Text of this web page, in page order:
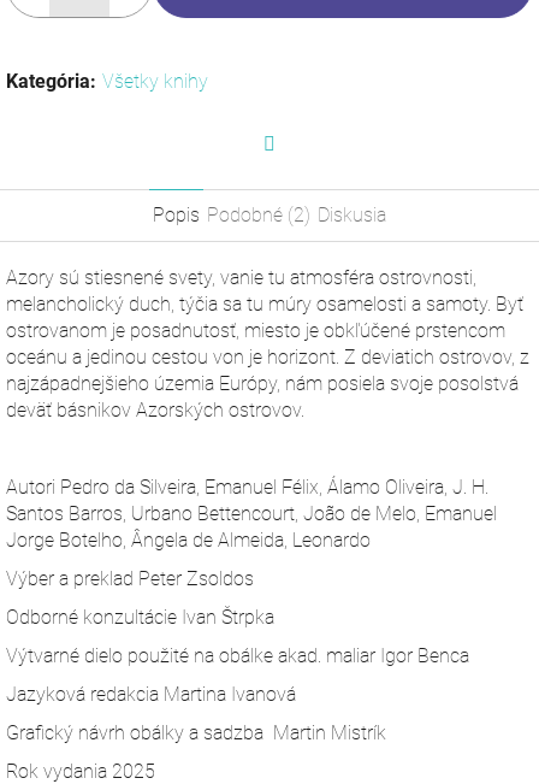
Kategória: Všetky knihy
Popis Podobné (2) Diskusia
Azory sú stiesnené svety, vanie tu atmosféra ostrovnosti,
melancholický duch, týčia sa tu múry osamelosti a samoty. Byť
ostrovanom je posadnutosť, miesto je obkľúčené prstencom
oceánu a jedinou cestou von je horizont. Z deviatich ostrovov, z
najzápadnejšieho územia Európy, nám posiela svoje posolstvá
deväť básnikov Azorských ostrovov.
Autori Pedro da Silveira, Emanuel Félix, Álamo Oliveira, J. H.
Santos Barros, Urbano Bettencourt, João de Melo, Emanuel
Jorge Botelho, Ângela de Almeida, Leonardo
Výber a preklad Peter Zsoldos
Odborné konzultácie Ivan Štrpka
Výtvarné dielo použité na obálke akad. maliar Igor Benca
Jazyková redakcia Martina Ivanová
Grafický návrh obálky a sadzba Martin Mistrík
Rok vydania 2025